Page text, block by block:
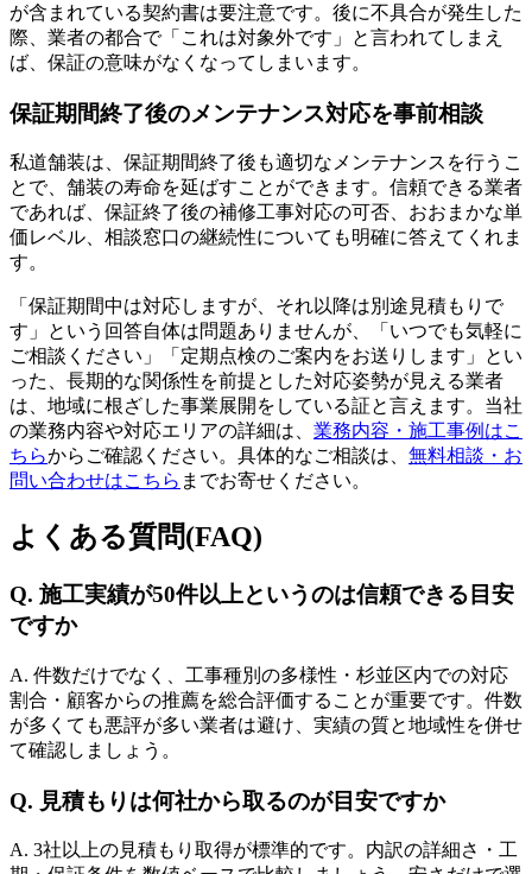
が含まれている契約書は要注意です。後に不具合が発生した
際、業者の都合で「これは対象外です」と言われてしまえ
ば、保証の意味がなくなってしまいます。
保証期間終了後のメンテナンス対応を事前相談
私道舗装は、保証期間終了後も適切なメンテナンスを行うこ
とで、舗装の寿命を延ばすことができます。信頼できる業者
であれば、保証終了後の補修工事対応の可否、おおまかな単
価レベル、相談窓口の継続性についても明確に答えてくれま
す。
「保証期間中は対応しますが、それ以降は別途見積もりで
す」という回答自体は問題ありませんが、「いつでも気軽に
ご相談ください」「定期点検のご案内をお送りします」とい
った、長期的な関係性を前提とした対応姿勢が見える業者
は、地域に根ざした事業展開をしている証と言えます。当社
の業務内容や対応エリアの詳細は、 業務内容・施工事例はこ
ちらからご確認ください。具体的なご相談は、 無料相談・お
問い合わせはこちら までお寄せください。
よくある質問(FAQ)
Q. 施工実績が50件以上というのは信頼できる目安
ですか
A. 件数だけでなく、工事種別の多様性・杉並区内での対応
割合・顧客からの推薦を総合評価することが重要です。件数
が多くても悪評が多い業者は避け、実績の質と地域性を併せ
て確認しましょう。
Q. 見積もりは何社から取るのが目安ですか
A. 3社以上の見積もり取得が標準的です。内訳の詳細さ・工